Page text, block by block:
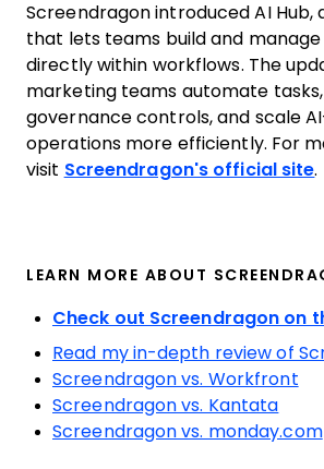
Screendragon introduced AI Hub,
that lets teams build and manage
directly within workflows. The
marketing teams automate
governance controls, and scale
operations more efficiently. For
visit Screendragon's official site.
LEARN MORE ABOUT
Check out Screendragon on
Read my in-depth review of
Screendragon vs. Workfront
Screendragon vs. Kantata
Screendragon vs. monday.com